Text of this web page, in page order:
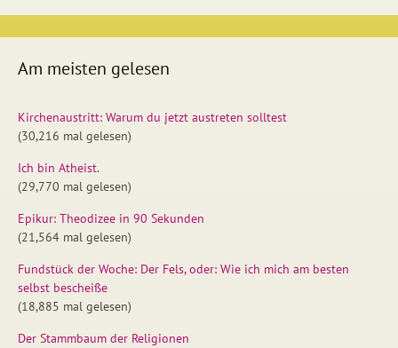
Am meisten gelesen
Kirchenaustritt: Warum du jetzt austreten solltest
(30,216 mal gelesen)
Ich bin Atheist.
(29,770 mal gelesen)
Epikur: Theodizee in 90 Sekunden
(21,564 mal gelesen)
Fundstück der Woche: Der Fels, oder: Wie ich mich am besten
selbst bescheiße
(18,885 mal gelesen)
Der Stammbaum der Religionen